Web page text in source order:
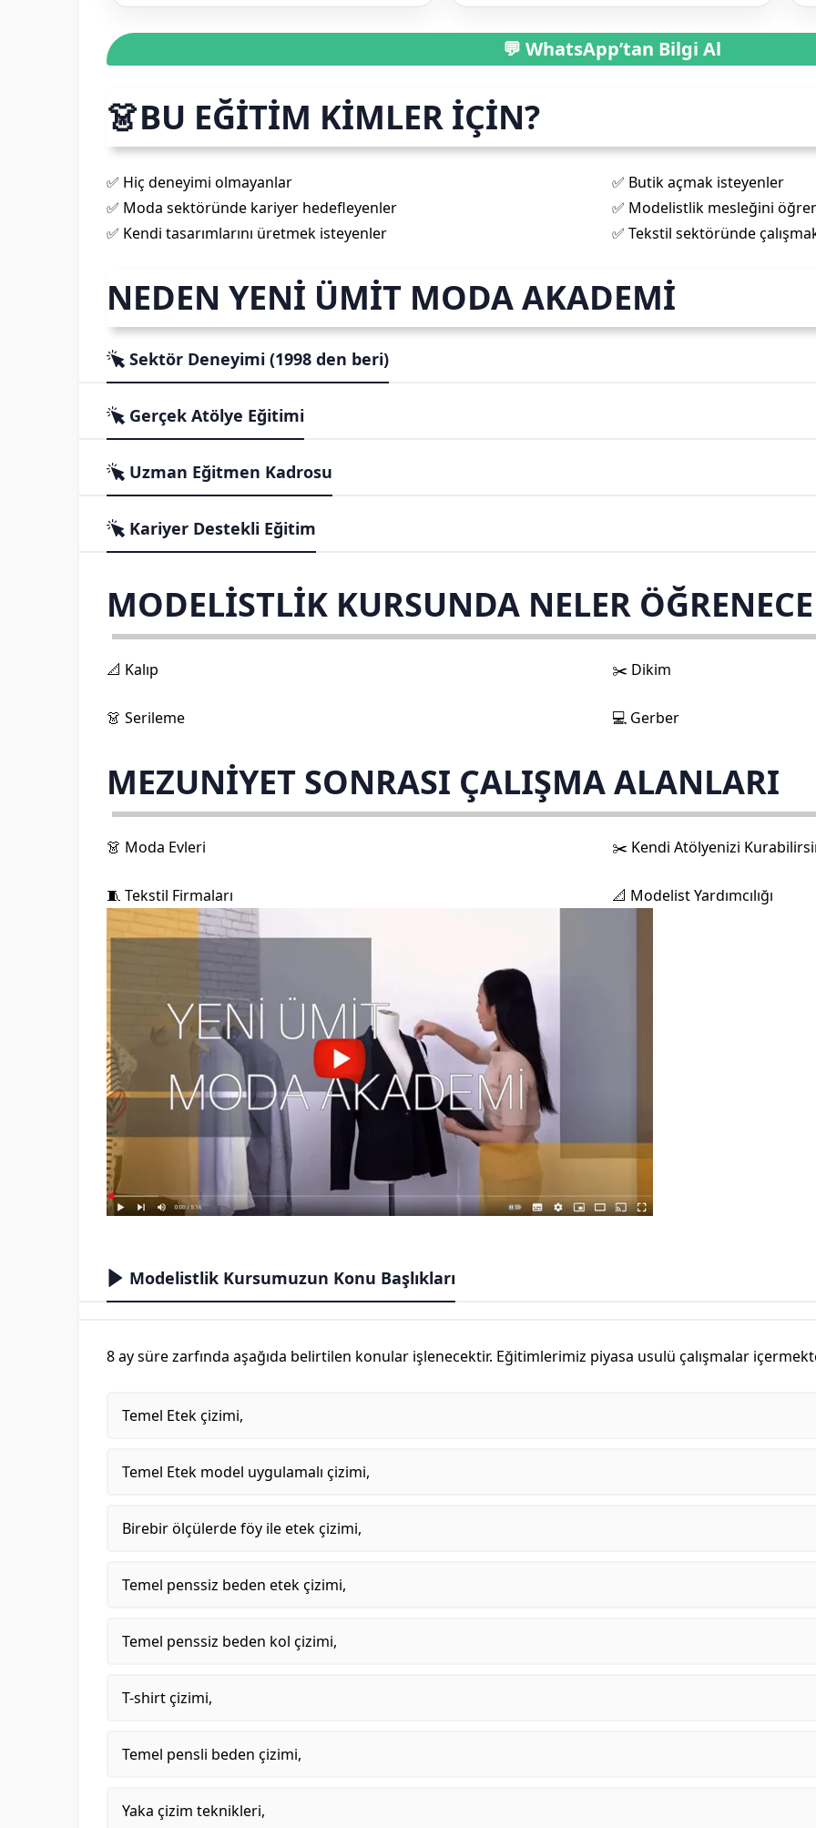
💬 WhatsApp’tan Bilgi Al
👗BU EĞİTİM KİMLER İÇİN?
✅ Hiç deneyimi olmayanlar
✅ Moda sektöründe kariyer hedefleyenler
✅ Kendi tasarımlarını üretmek isteyenler
✅ Butik açmak isteyenler
✅ Modelistlik mesleğini
✅ Tekstil sektöründe
NEDEN YENİ ÜMİT MODA AKADEMİ
Sektör Deneyimi (1998 den beri)
Gerçek Atölye Eğitimi
Uzman Eğitmen Kadrosu
Kariyer Destekli Eğitim
MODELİSTLİK KURSUNDA NELER
📐 Kalıp ✂️ Dikim
👗 Serileme 💻 Gerber
MEZUNİYET SONRASI ÇALIŞMA ALANLARI
👗 Moda Evleri ✂️ Kendi Atölyenizi
🧵 Tekstil Firmaları 📐 Modelist Yardımcılığı
Modelistlik Kursumuzun Konu Başlıkları
8 ay süre zarfında aşağıda belirtilen konular işlenecektir. Eğitimlerimiz piyasa usulü çalışmalar
Temel Etek çizimi,
Temel Etek model uygulamalı çizimi,
Birebir ölçülerde föy ile etek çizimi,
Temel penssiz beden etek çizimi,
Temel penssiz beden kol çizimi,
T-shirt çizimi,
Temel pensli beden çizimi,
Yaka çizim teknikleri,